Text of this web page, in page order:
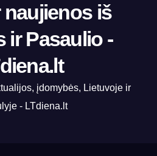
naujienos iš
ir Pasaulio -
įdomybės, Lietuvoje ir
- LTdiena.lt